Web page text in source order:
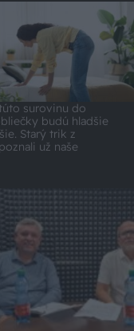
surovinu do
budú hladšie
Starý trik z
už naše